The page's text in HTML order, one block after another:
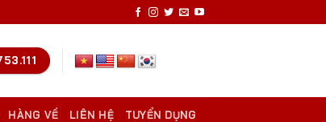
HÀNG VỀ LIÊN HỆ TUYỂN DỤNG